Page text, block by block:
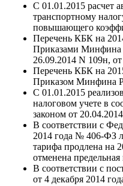
С 01.01.2015 расчет
транспортному
повышающего
Перечень КБК на
Приказами Минфина
26.09.2014 N 109н,
Перечень КБК на
Приказом Минфина
С 01.01.2015
налоговом учете в
законом от
В соответствии с
2014 года № 406-ФЗ
тарифа продлена на
отменена
В соответствии с
от 4 декабря 2014